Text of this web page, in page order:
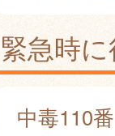
緊急時
中毒110番